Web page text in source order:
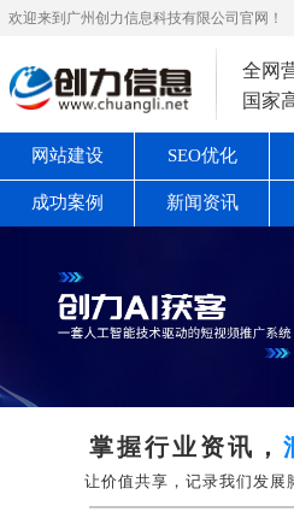
欢迎来到广州创力信息科技有限公司官网！
全网
国家
网站建设 SEO优化
成功案例 新闻资讯
掌握行业资讯，
让价值共享，记录我们发展